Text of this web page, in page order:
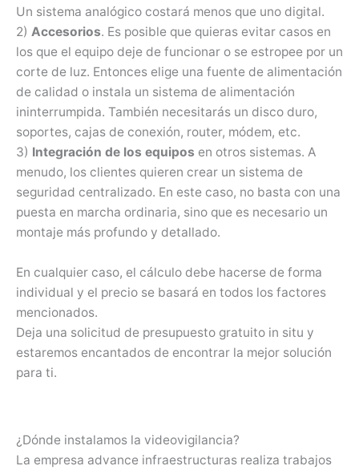
Un sistema analógico costará menos que uno digital.
2) Accesorios. Es posible que quieras evitar casos en
los que el equipo deje de funcionar o se estropee por un
corte de luz. Entonces elige una fuente de alimentación
de calidad o instala un sistema de alimentación
ininterrumpida. También necesitarás un disco duro,
soportes, cajas de conexión, router, módem, etc.
3) Integración de los equipos en otros sistemas. A
menudo, los clientes quieren crear un sistema de
seguridad centralizado. En este caso, no basta con una
puesta en marcha ordinaria, sino que es necesario un
montaje más profundo y detallado.
En cualquier caso, el cálculo debe hacerse de forma
individual y el precio se basará en todos los factores
mencionados.
Deja una solicitud de presupuesto gratuito in situ y
estaremos encantados de encontrar la mejor solución
para ti.
¿Dónde instalamos la videovigilancia?
La empresa advance infraestructuras realiza trabajos